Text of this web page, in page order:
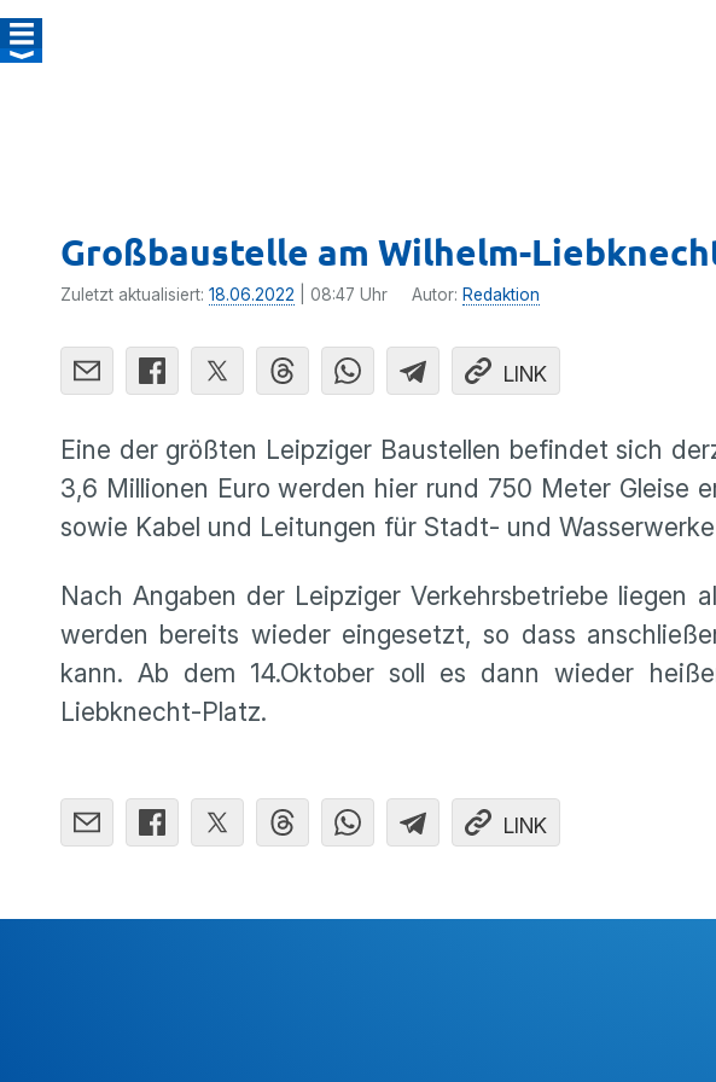
Großbaustelle am Wilhelm-
Zuletzt aktualisiert: 18.06.2022 | 08:47 Uhr Autor: Redaktion
LINK
Eine der größten Leipziger Baustellen befindet sich
3,6 Millionen Euro werden hier rund 750 Meter Gleise
sowie Kabel und Leitungen für Stadt- und
Nach Angaben der Leipziger Verkehrsbetriebe liegen
werden bereits wieder eingesetzt, so dass
kann. Ab dem 14.Oktober soll es dann wieder
Liebknecht-Platz.
LINK